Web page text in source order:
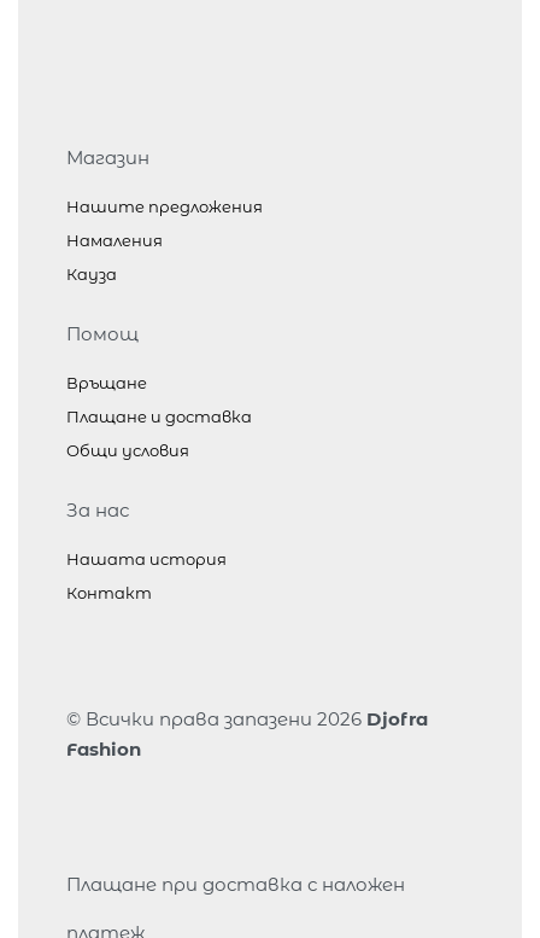
Магазин
Нашите предложения
Намаления
Кауза
Помощ
Връщане
Плащане и доставка
Общи условия
За нас
Нашата история
Контакт
© Всички права запазени 2026 Djofra
Fashion
Плащане при доставка с наложен
платеж